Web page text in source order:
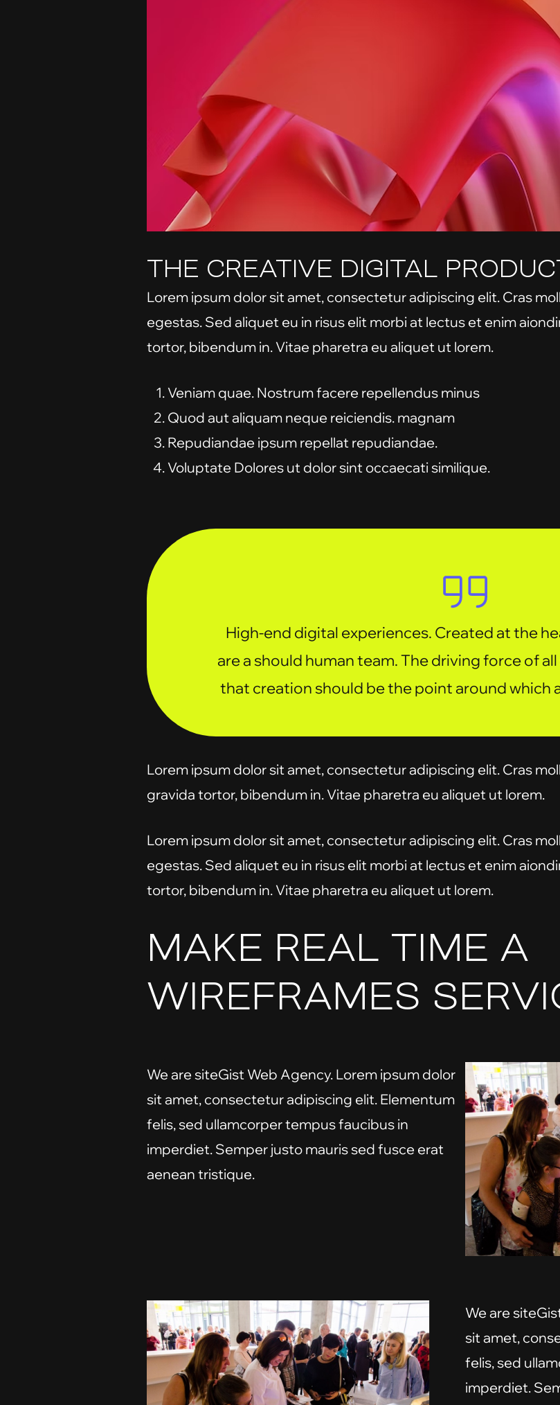
THE CREATIVE DIGITAL
Lorem ipsum dolor sit amet, consectetur adipiscing elit. Cras
egestas. Sed aliquet eu in risus elit morbi at lectus et enim
tortor, bibendum in. Vitae pharetra eu aliquet ut lorem.
Veniam quae. Nostrum facere repellendus minus
Quod aut aliquam neque reiciendis. magnam
Repudiandae ipsum repellat repudiandae.
Voluptate Dolores ut dolor sint occaecati similique.
High-end digital experiences. Created at the
are a should human team. The driving force of
that creation should be the point around which
Lorem ipsum dolor sit amet, consectetur adipiscing elit. Cras
gravida tortor, bibendum in. Vitae pharetra eu aliquet ut lorem.
Lorem ipsum dolor sit amet, consectetur adipiscing elit. Cras
egestas. Sed aliquet eu in risus elit morbi at lectus et enim
tortor, bibendum in. Vitae pharetra eu aliquet ut lorem.
MAKE REAL TIME A
WIREFRAMES
We are siteGist Web Agency. Lorem ipsum dolor
sit amet, consectetur adipiscing elit. Elementum
felis, sed ullamcorper tempus faucibus in
imperdiet. Semper justo mauris sed fusce erat
aenean tristique.
We are
sit amet,
felis, sed
imperdiet.